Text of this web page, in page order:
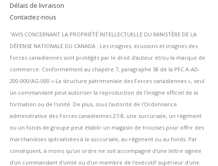
Délais de livraison
Contactez-nous
''AVIS CONCERNANT LA PROPRIÉTÉ INTELLECTUELLE DU MINISTÈRE DE LA
DÉFENSE NATIONALE DU CANADA : Les insignes, écussons et insignes des
Forces canadiennes sont protégés par le droit d'auteur et/ou la marque de
commerce. Conformément au chapitre 7, paragraphe 58 de la PFC A-AD-
200-000/AG-000 « La structure patrimoniale des Forces canadiennes », seul
un commandant peut autoriser la reproduction de l'insigne officiel de la
formation ou de l'unité. De plus, sous l'autorité de l'Ordonnance
administrative des Forces canadiennes 27-8, une succursale, un régiment
ou un fonds de groupe peut établir un magasin de trousses pour offrir des
marchandises spécialisées à la succursale, au régiment ou au fonds. Par
conséquent, à moins qu'un ordre ne soit accompagné d'une lettre signée
d'un commandant d'unité ou d'un membre de l'exécutif supérieur d'une